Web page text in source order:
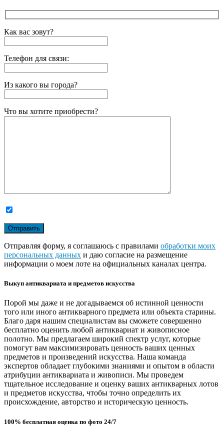
Как вас зовут?
Телефон для связи:
Из какого вы города?
Что вы хотите приобрести?
Отправляя форму, я соглашаюсь с правилами обработки моих
персональных данных и даю согласие на размещение
информации о моем лоте на официальных каналах центра.
Выкуп антиквариата и предметов искусства
Порой мы даже и не догадываемся об истинной ценности
того или иного антикварного предмета или объекта старины.
Благо даря нашим специалистам вы сможете совершенно
бесплатно оценить любой антиквариат и живописное
полотно. Мы предлагаем широкий спектр услуг, которые
помогут вам максимизировать ценность ваших ценных
предметов и произведений искусства. Наша команда
экспертов обладает глубокими знаниями и опытом в области
атрибуции антиквариата и живописи. Мы проведем
тщательное исследование и оценку ваших антикварных лотов
и предметов искусства, чтобы точно определить их
происхождение, авторство и историческую ценность.
100% бесплатная оценка по фото 24/7